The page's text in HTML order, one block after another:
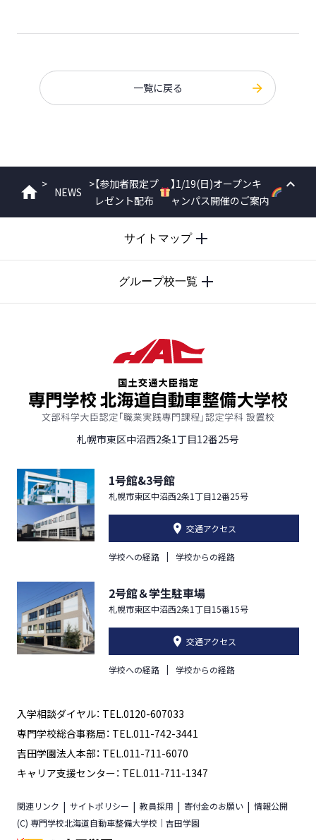
一覧に戻る
ホーム
>
NEWS
>【参加者限定プ
レゼント配布
】1/19(日)オープンキ
ャンパス開催のご案内
サイトマップ
グループ校一覧
札幌市東区中沼西2条1丁目12番25号
1号館&3号館
札幌市東区中沼西2条1丁目12番25号
交通アクセス
学校への経路 学校からの経路
2号館＆学生駐車場
札幌市東区中沼西2条1丁目15番15号
交通アクセス
学校への経路 学校からの経路
入学相談ダイヤル： TEL.0120-607033
専門学校総合事務局： TEL.011-742-3441
吉田学園法人本部： TEL.011-711-6070
キャリア支援センター： TEL.011-711-1347
関連リンク サイトポリシー 教員採用 寄付金のお願い
情報公開
(C) 専門学校北海道自動車整備大学校｜吉田学園